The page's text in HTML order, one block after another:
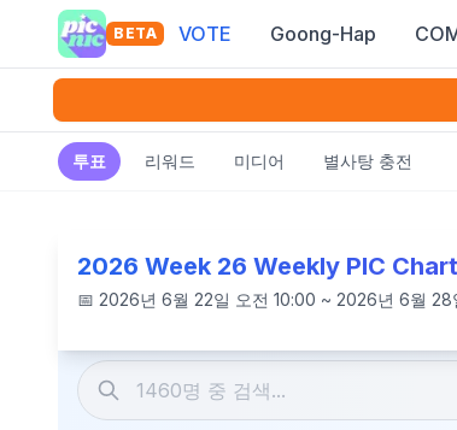
BETA VOTE Goong-Hap
투표 리워드 미디어 별사탕 충전
2026 Week 26 Weekly PIC Chart
📅 2026년 6월 22일 오전 10:00 ~ 2026년 6월 28